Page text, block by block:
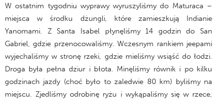
W ostatnim tygodniu wyprawy wyruszyliśmy do Maturaca –
miejsca w środku dżungli, które zamieszkują Indianie
Yanomami. Z Santa Isabel płynęliśmy 14 godzin do San
Gabriel, gdzie przenocowaliśmy. Wczesnym rankiem jeepami
wyjechaliśmy w stronę rzeki, gdzie mieliśmy wsiąść do łodzi.
Droga była pełna dziur i błota. Minęliśmy równik i po kilku
godzinach jazdy (choć było to zaledwie 80 km) byliśmy na
miejscu. Zjedliśmy odrobinę ryżu i wykąpaliśmy się w rzece,